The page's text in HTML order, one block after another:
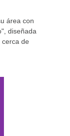
área con
diseñada
de